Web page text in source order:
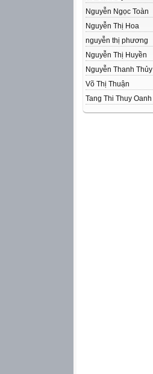
Nguyễn Ngọc Toàn
Nguyễn Thị Hoa
nguyễn thị phương
Nguyễn Thị Huyền
Nguyễn Thanh Thủy
Võ Thị Thuận
Tang Thi Thuy Oanh